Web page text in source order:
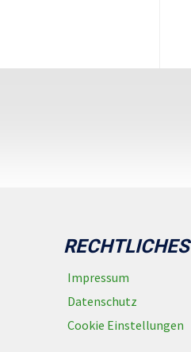
RECHTLICHES
Impressum
Datenschutz
Cookie Einstellungen